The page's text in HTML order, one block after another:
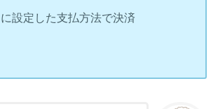
設定した支払方法で決済